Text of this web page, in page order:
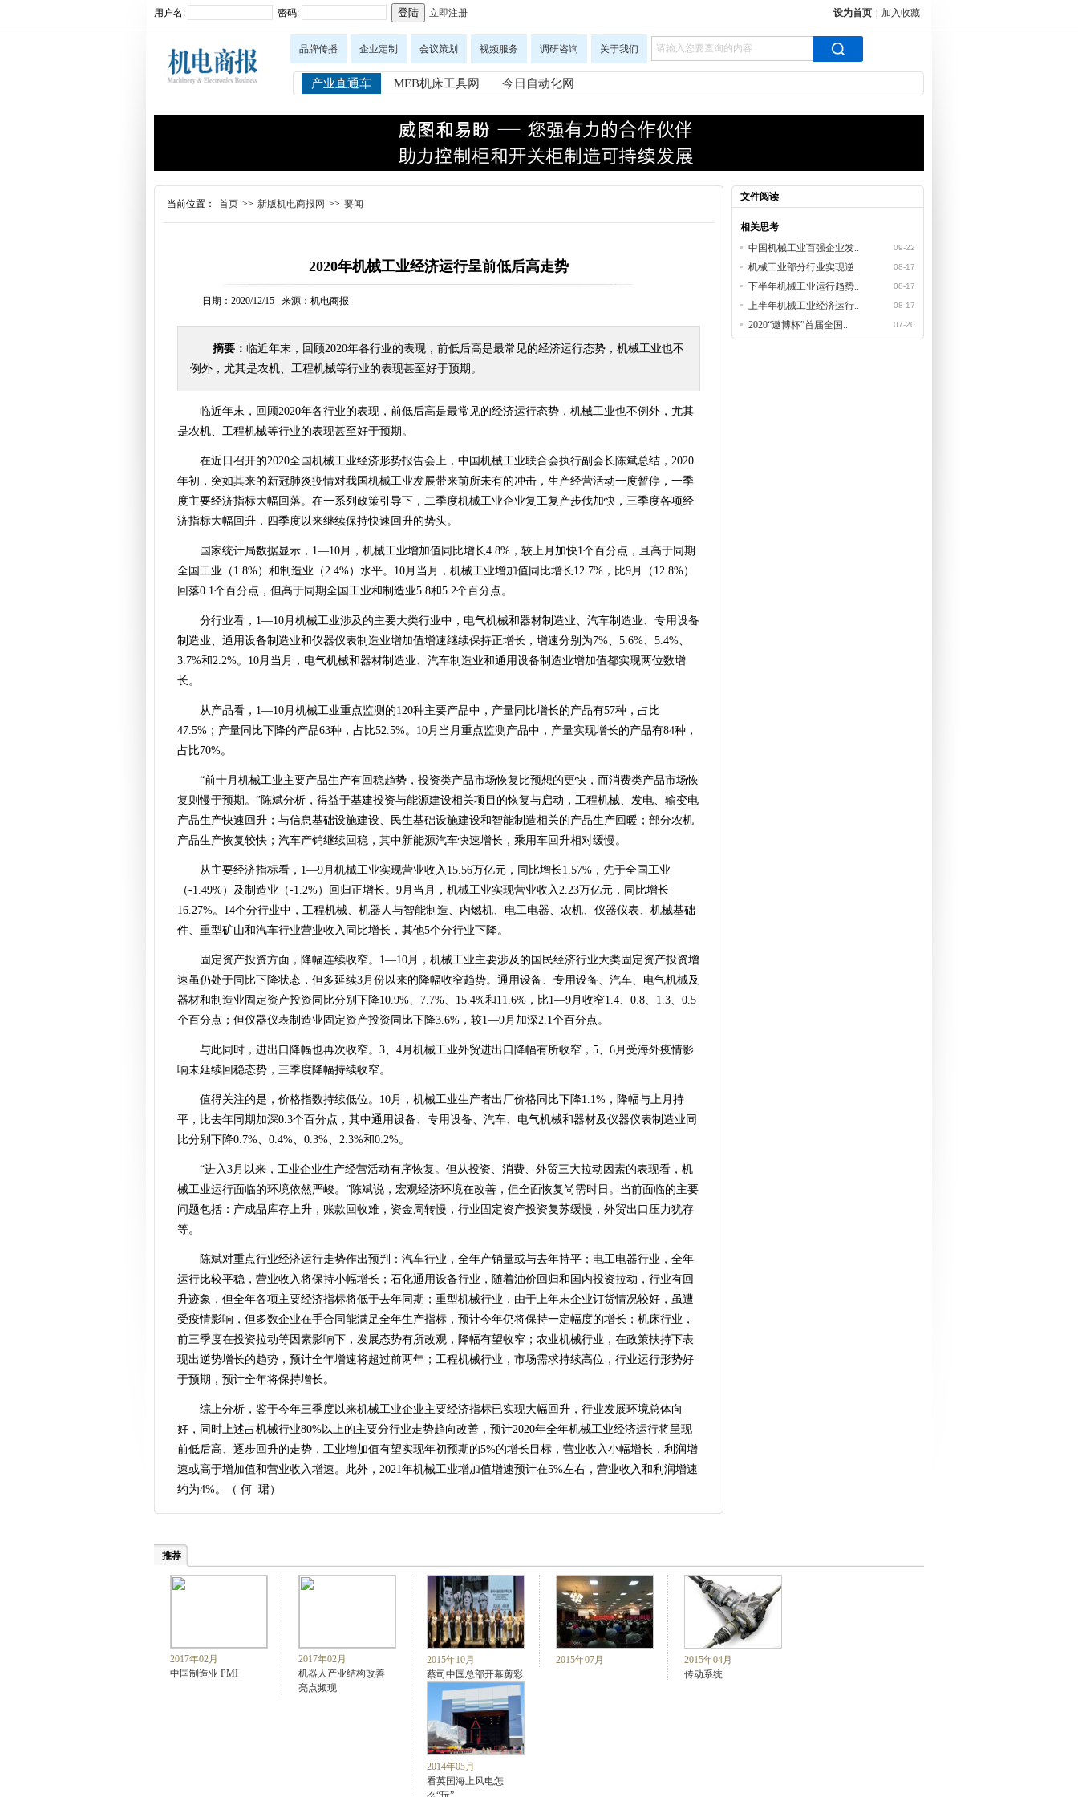
设为首页 加入收藏
用户名: 密码: 立即注册
品牌传播 企业定制 会议策划 视频服务 调研咨询 关于我们
产业直通车 MEB机床工具网 今日自动化网
当前位置： 首页 >> 新版机电商报网 >> 要闻
2020年机械工业经济运行呈前低后高走势
日期：2020/12/15 来源：机电商报
摘要： 临近年末，回顾2020年各行业的表现，前低后高是最常见的经济运行态势，机械工业也不
例外，尤其是农机、工程机械等行业的表现甚至好于预期。
临近年末，回顾2020年各行业的表现，前低后高是最常见的经济运行态势，机械工业也不例外，尤其
是农机、工程机械等行业的表现甚至好于预期。
在近日召开的2020全国机械工业经济形势报告会上，中国机械工业联合会执行副会长陈斌总结，2020
年初，突如其来的新冠肺炎疫情对我国机械工业发展带来前所未有的冲击，生产经营活动一度暂停，一季
度主要经济指标大幅回落。在一系列政策引导下，二季度机械工业企业复工复产步伐加快，三季度各项经
济指标大幅回升，四季度以来继续保持快速回升的势头。
国家统计局数据显示，1—10月，机械工业增加值同比增长4.8%，较上月加快1个百分点，且高于同期
全国工业（1.8%）和制造业（2.4%）水平。10月当月，机械工业增加值同比增长12.7%，比9月（12.8%）
回落0.1个百分点，但高于同期全国工业和制造业5.8和5.2个百分点。
分行业看，1—10月机械工业涉及的主要大类行业中，电气机械和器材制造业、汽车制造业、专用设备
制造业、通用设备制造业和仪器仪表制造业增加值增速继续保持正增长，增速分别为7%、5.6%、5.4%、
3.7%和2.2%。10月当月，电气机械和器材制造业、汽车制造业和通用设备制造业增加值都实现两位数增
长。
从产品看，1—10月机械工业重点监测的120种主要产品中，产量同比增长的产品有57种，占比
47.5%；产量同比下降的产品63种，占比52.5%。10月当月重点监测产品中，产量实现增长的产品有84种，
占比70%。
“前十月机械工业主要产品生产有回稳趋势，投资类产品市场恢复比预想的更快，而消费类产品市场恢
复则慢于预期。”陈斌分析，得益于基建投资与能源建设相关项目的恢复与启动，工程机械、发电、输变电
产品生产快速回升；与信息基础设施建设、民生基础设施建设和智能制造相关的产品生产回暖；部分农机
产品生产恢复较快；汽车产销继续回稳，其中新能源汽车快速增长，乘用车回升相对缓慢。
从主要经济指标看，1—9月机械工业实现营业收入15.56万亿元，同比增长1.57%，先于全国工业
（-1.49%）及制造业（-1.2%）回归正增长。9月当月，机械工业实现营业收入2.23万亿元，同比增长
16.27%。14个分行业中，工程机械、机器人与智能制造、内燃机、电工电器、农机、仪器仪表、机械基础
件、重型矿山和汽车行业营业收入同比增长，其他5个分行业下降。
固定资产投资方面，降幅连续收窄。1—10月，机械工业主要涉及的国民经济行业大类固定资产投资增
速虽仍处于同比下降状态，但多延续3月份以来的降幅收窄趋势。通用设备、专用设备、汽车、电气机械及
器材和制造业固定资产投资同比分别下降10.9%、7.7%、15.4%和11.6%，比1—9月收窄1.4、0.8、1.3、0.5
个百分点；但仪器仪表制造业固定资产投资同比下降3.6%，较1—9月加深2.1个百分点。
与此同时，进出口降幅也再次收窄。3、4月机械工业外贸进出口降幅有所收窄，5、6月受海外疫情影
响未延续回稳态势，三季度降幅持续收窄。
值得关注的是，价格指数持续低位。10月，机械工业生产者出厂价格同比下降1.1%，降幅与上月持
平，比去年同期加深0.3个百分点，其中通用设备、专用设备、汽车、电气机械和器材及仪器仪表制造业同
比分别下降0.7%、0.4%、0.3%、2.3%和0.2%。
“进入3月以来，工业企业生产经营活动有序恢复。但从投资、消费、外贸三大拉动因素的表现看，机
械工业运行面临的环境依然严峻。”陈斌说，宏观经济环境在改善，但全面恢复尚需时日。当前面临的主要
问题包括：产成品库存上升，账款回收难，资金周转慢，行业固定资产投资复苏缓慢，外贸出口压力犹存
等。
陈斌对重点行业经济运行走势作出预判：汽车行业，全年产销量或与去年持平；电工电器行业，全年
运行比较平稳，营业收入将保持小幅增长；石化通用设备行业，随着油价回归和国内投资拉动，行业有回
升迹象，但全年各项主要经济指标将低于去年同期；重型机械行业，由于上年末企业订货情况较好，虽遭
受疫情影响，但多数企业在手合同能满足全年生产指标，预计今年仍将保持一定幅度的增长；机床行业，
前三季度在投资拉动等因素影响下，发展态势有所改观，降幅有望收窄；农业机械行业，在政策扶持下表
现出逆势增长的趋势，预计全年增速将超过前两年；工程机械行业，市场需求持续高位，行业运行形势好
于预期，预计全年将保持增长。
综上分析，鉴于今年三季度以来机械工业企业主要经济指标已实现大幅回升，行业发展环境总体向
好，同时上述占机械行业80%以上的主要分行业走势趋向改善，预计2020年全年机械工业经济运行将呈现
前低后高、逐步回升的走势，工业增加值有望实现年初预期的5%的增长目标，营业收入小幅增长，利润增
速或高于增加值和营业收入增速。此外，2021年机械工业增加值增速预计在5%左右，营业收入和利润增速
约为4%。（ 何 珺）
文件阅读
相关思考
09-22
中国机械工业百强企业发..
08-17
机械工业部分行业实现逆..
08-17
下半年机械工业运行趋势..
08-17
上半年机械工业经济运行..
07-20
2020“遨博杯”首届全国..
推荐
2017年02月
中国制造业 PMI
2017年02月
机器人产业结构改善
亮点频现
2015年10月
蔡司中国总部开幕剪彩
2015年07月
2015年04月
传动系统
2014年05月
看英国海上风电怎